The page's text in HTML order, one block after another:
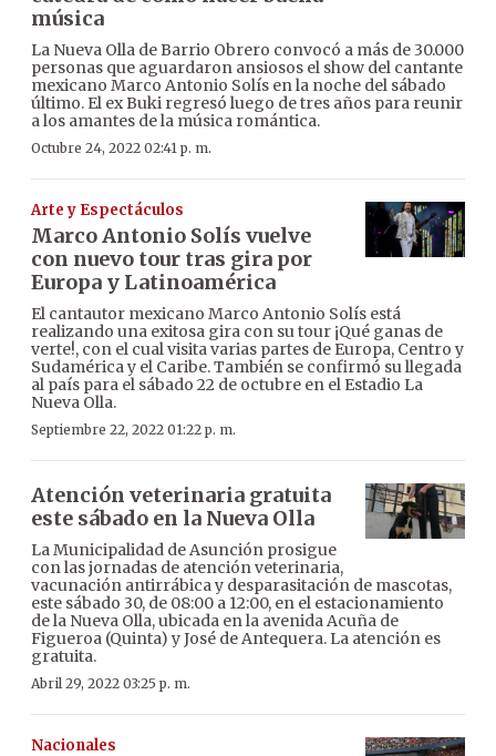
música
La Nueva Olla de Barrio Obrero convocó a más de 30.000
personas que aguardaron ansiosos el show del cantante
mexicano Marco Antonio Solís en la noche del sábado
último. El ex Buki regresó luego de tres años para reunir
a los amantes de la música romántica.
Octubre 24, 2022 02:41 p. m.
Arte y Espectáculos
Marco Antonio Solís vuelve
con nuevo tour tras gira por
Europa y Latinoamérica
El cantautor mexicano Marco Antonio Solís está
realizando una exitosa gira con su tour ¡Qué ganas de
verte!, con el cual visita varias partes de Europa, Centro y
Sudamérica y el Caribe. También se confirmó su llegada
al país para el sábado 22 de octubre en el Estadio La
Nueva Olla.
Septiembre 22, 2022 01:22 p. m.
Atención veterinaria gratuita
este sábado en la Nueva Olla
La Municipalidad de Asunción prosigue
con las jornadas de atención veterinaria,
vacunación antirrábica y desparasitación de mascotas,
este sábado 30, de 08:00 a 12:00, en el estacionamiento
de la Nueva Olla, ubicada en la avenida Acuña de
Figueroa (Quinta) y José de Antequera. La atención es
gratuita.
Abril 29, 2022 03:25 p. m.
Nacionales